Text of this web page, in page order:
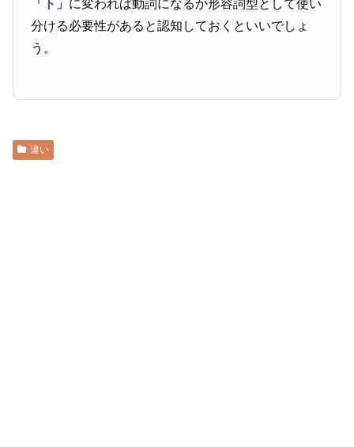
「ト」 に変われば動詞になるか形容詞型として使い
分ける必要性があると認知しておくといいでしょ
う。
違い